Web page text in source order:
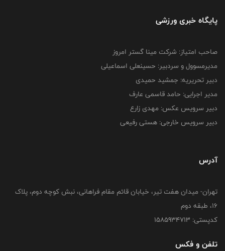
پایگاه خبری ورزشی
صاحب امتیاز: شرکت مینا گستر امروز
مدیرمسوول و سردبیر: حسینعلی اسماعیلی
دبیر تحریریه: جمشید حمیدی
مدیر اجرایی: حامد قاسمی عارف
دبیر سرویس عکس: مهدی زارع
دبیر سرویس خارجی: هستی رفیعی
آدرس
تهران- میدان هفت تیر، خیابان قائم مقام فراهانی، نبش کوچه دوم، پلاک
16، طبقه دوم
کدپستی: 1585934713
تلفن و فکس